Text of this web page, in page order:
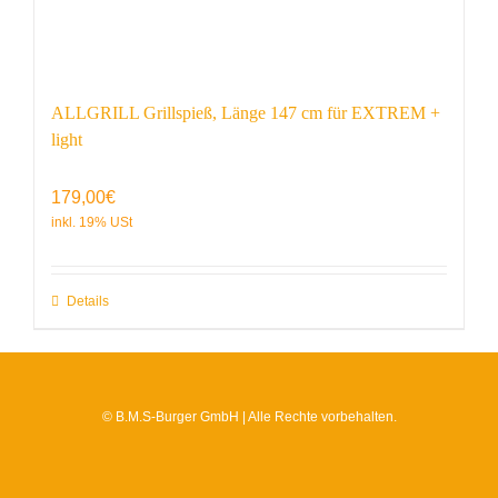
ALLGRILL Grillspieß, Länge 147 cm für EXTREM +
light
179,00€
Details
© B.M.S-Burger GmbH | Alle Rechte vorbehalten.